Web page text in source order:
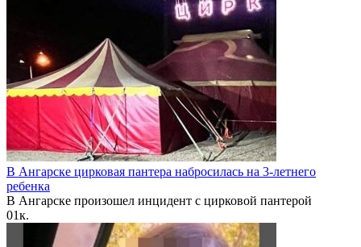
В Ангарске цирковая пантера набросилась на 3-летнего
ребенка
В Ангарске произошел инцидент с цирковой пантерой
01к.